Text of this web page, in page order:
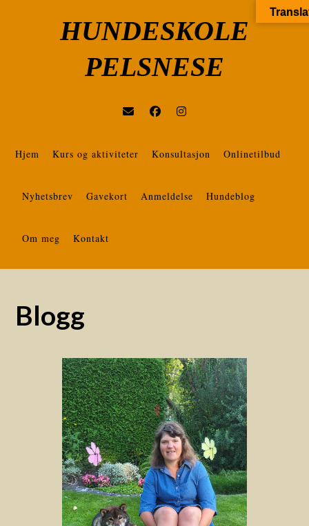
HUNDESKOLE
PELSNESE
Hjem Kurs og aktiviteter Konsultasjon Onlinetilbud
Nyhetsbrev Gavekort Anmeldelse Hundeblog
Om meg Kontakt
Blogg